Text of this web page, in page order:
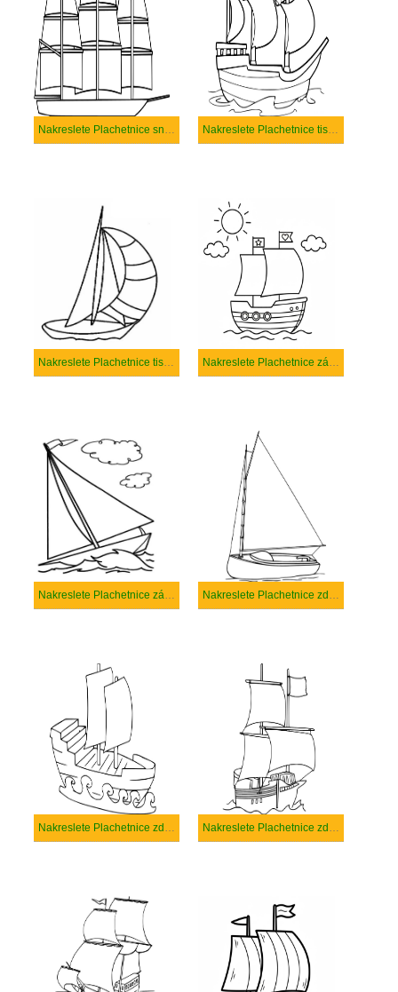
Nakreslete Plachetnice snadný Nakreslete Plachetnice tisknutelné pro děti
Nakreslete Plachetnice tisknutelné Nakreslete Plachetnice základní tisknutelné
Nakreslete Plachetnice základní Nakreslete Plachetnice zdarma pro děti
Nakreslete Plachetnice zdarma prostý tisknutelné Nakreslete Plachetnice zdarma prostý